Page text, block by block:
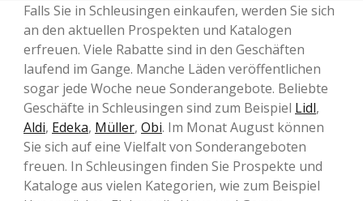
Falls Sie in Schleusingen einkaufen, werden Sie sich
an den aktuellen Prospekten und Katalogen
erfreuen. Viele Rabatte sind in den Geschäften
laufend im Gange. Manche Läden veröffentlichen
sogar jede Woche neue Sonderangebote. Beliebte
Geschäfte in Schleusingen sind zum Beispiel Lidl,
Aldi, Edeka, Müller, Obi. Im Monat August können
Sie sich auf eine Vielfalt von Sonderangeboten
freuen. In Schleusingen finden Sie Prospekte und
Kataloge aus vielen Kategorien, wie zum Beispiel